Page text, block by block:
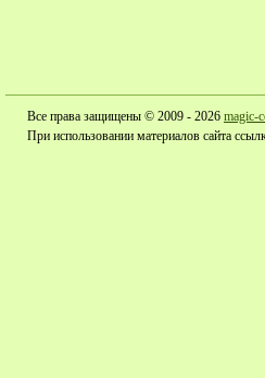
Все права защищены © 2009 - 2026 magic-
При использовании материалов сайта